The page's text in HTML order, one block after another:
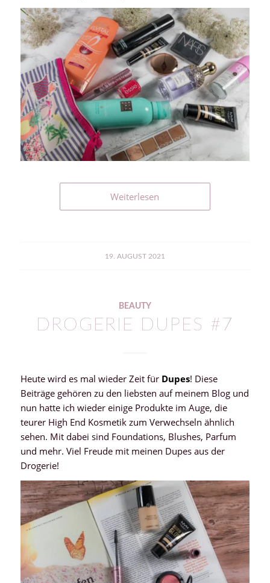
Weiterlesen
19. AUGUST 2021
BEAUTY
DROGERIE DUPES #7
Heute wird es mal wieder Zeit für Dupes! Diese
Beiträge gehören zu den liebsten auf meinem Blog und
nun hatte ich wieder einige Produkte im Auge, die
teurer High End Kosmetik zum Verwechseln ähnlich
sehen. Mit dabei sind Foundations, Blushes, Parfum
und mehr. Viel Freude mit meinen Dupes aus der
Drogerie!